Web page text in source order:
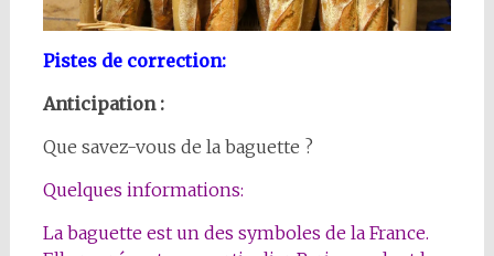
Pistes de correction:
Anticipation :
Que savez-vous de la baguette ?
Quelques informations:
La baguette est un des symboles de la France.